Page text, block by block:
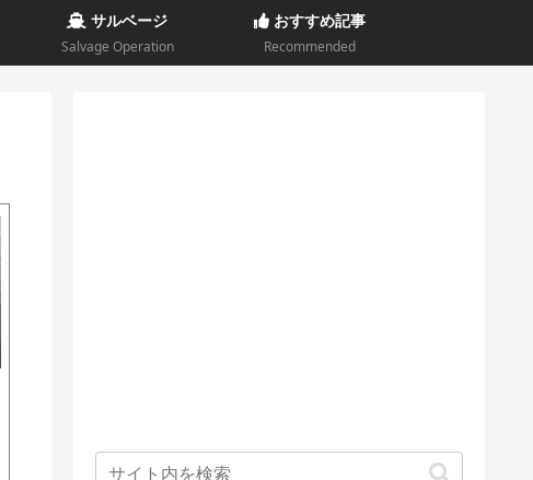
サルベージ
Salvage Operation
おすすめ記事
Recommended